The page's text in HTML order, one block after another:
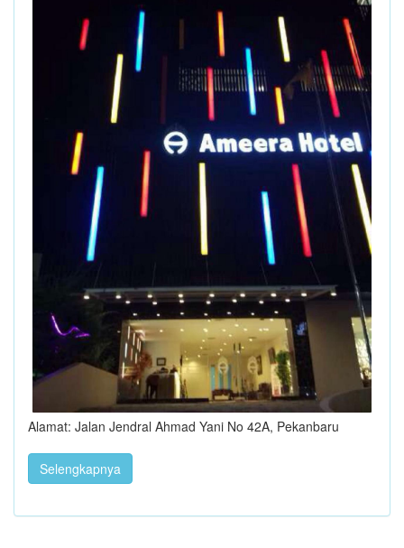
Alamat: Jalan Jendral Ahmad Yani No 42A, Pekanbaru
Selengkapnya